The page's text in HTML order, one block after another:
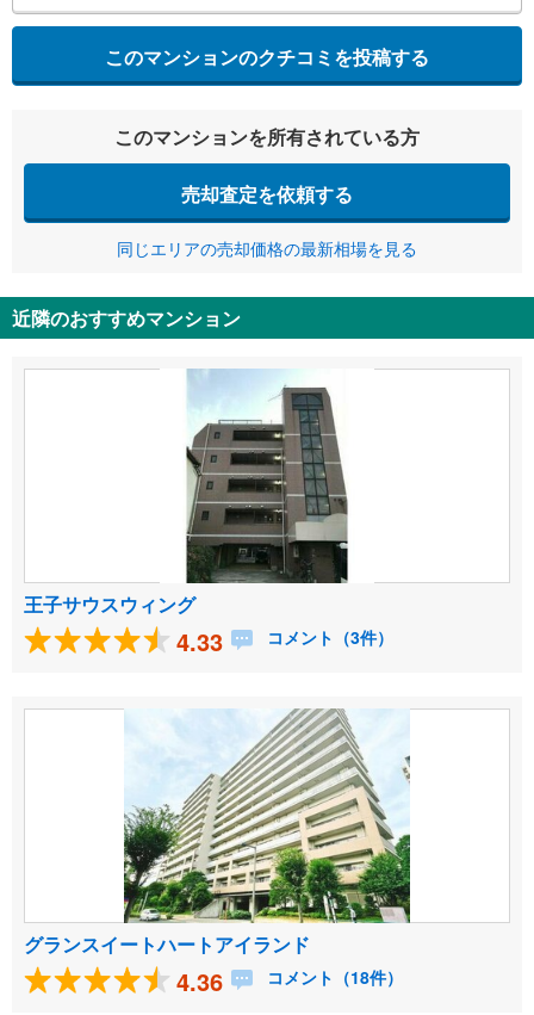
このマンションのクチコミを投稿する
このマンションを所有されている方
売却査定を依頼する
同じエリアの売却価格の最新相場を見る
近隣のおすすめマンション
王子サウスウィング
4.33 コメント（3件）
グランスイートハートアイランド
4.36 コメント（18件）